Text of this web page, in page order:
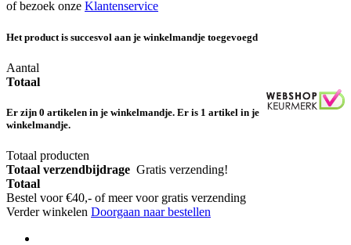
of bezoek onze Klantenservice
Het product is succesvol aan je winkelmandje toegevoegd
Aantal
Totaal
Er zijn 0 artikelen in je winkelmandje. Er is 1 artikel in je
winkelmandje.
Totaal producten
Totaal verzendbijdrage Gratis verzending!
Totaal
Bestel voor €40,- of meer voor gratis verzending
Verder winkelen Doorgaan naar bestellen